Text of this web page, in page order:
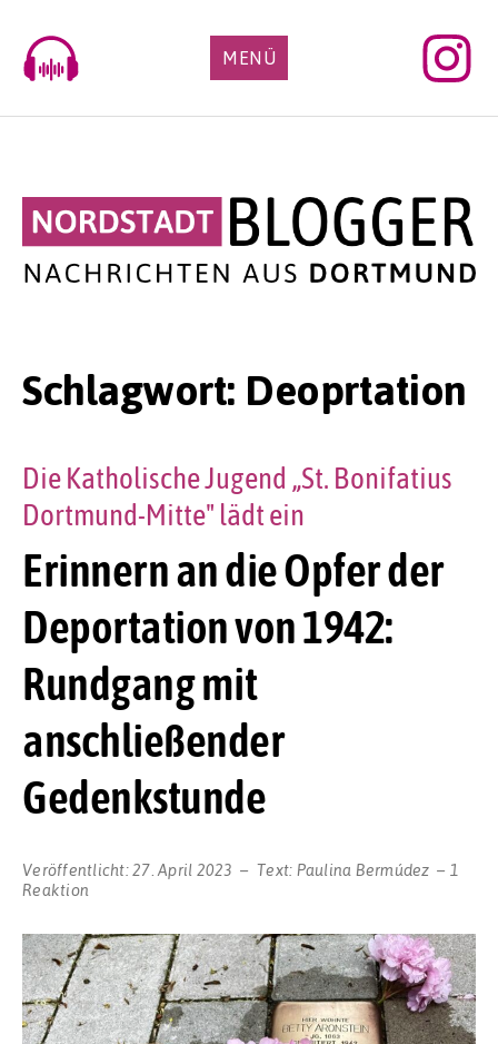
content
MENÜ
Schlagwort: Deoprtation
Erinnern an die Opfer der
Deportation von 1942:
Rundgang mit
anschließender
Gedenkstunde
Die Katholische Jugend „St. Bonifatius
Dortmund-Mitte" lädt ein
Veröffentlicht:27. April 2023 Text: Paulina Bermúdez
1
Reaktion